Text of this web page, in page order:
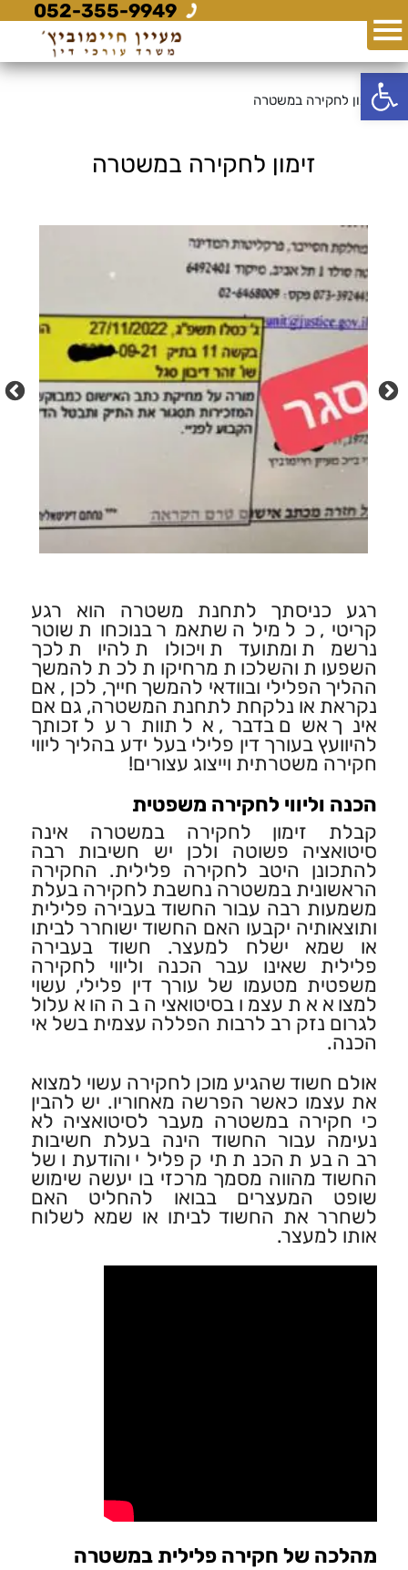
פתח סרגל נגישות
052-355-9949
זימון לחקירה במשטרה
זימון לחקירה במשטרה
רגע כניסתך לתחנת משטרה הוא רגע
קריטי, כל מילה שתאמר בנוכחות שוטר
נרשמת ומתועדת ויכולות להיות לכך
השפעות והשלכות מרחיקות לכת להמשך
ההליך הפלילי ובוודאי להמשך חייך, לכן , אם
נקראת או נלקחת לתחנת המשטרה, גם אם
אינך אשם בדבר, אל תוותר על זכותך
להיוועץ בעורך דין פלילי בעל ידע בהליך ליווי
חקירה משטרתית וייצוג עצורים!
הכנה וליווי לחקירה משפטית
קבלת זימון לחקירה במשטרה אינה
סיטואציה פשוטה ולכן יש חשיבות רבה
להתכונן היטב לחקירה פלילית. החקירה
הראשונית במשטרה נחשבת לחקירה בעלת
משמעות רבה עבור החשוד בעבירה פלילית
ותוצאותיה יקבעו האם החשוד ישוחרר לביתו
או שמא ישלח למעצר. חשוד בעבירה
פלילית שאינו עבר הכנה וליווי לחקירה
משפטית מטעמו של עורך דין פלילי, עשוי
למצוא את עצמו בסיטואציה בה הוא עלול
לגרום נזק רב לרבות הפללה עצמית בשל אי
הכנה.
אולם חשוד שהגיע מוכן לחקירה עשוי למצוא
את עצמו כאשר הפרשה מאחוריו. יש להבין
כי חקירה במשטרה מעבר לסיטואציה לא
נעימה עבור החשוד הינה בעלת חשיבות
רבה בעת הכנת תיק פלילי והודעתו של
החשוד מהווה מסמך מרכזי בו יעשה שימוש
שופט המעצרים בבואו להחליט האם
לשחרר את החשוד לביתו או שמא לשלוח
אותו למעצר.
מהלכה של חקירה פלילית במשטרה